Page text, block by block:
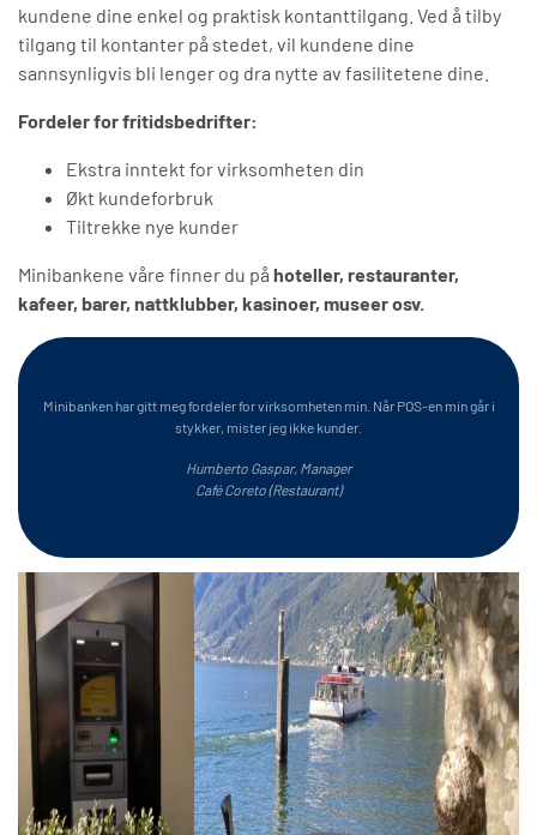
kundene dine enkel og praktisk kontanttilgang. Ved å tilby
tilgang til kontanter på stedet, vil kundene dine
sannsynligvis bli lenger og dra nytte av fasilitetene dine.
Fordeler for fritidsbedrifter:
Ekstra inntekt for virksomheten din
Økt kundeforbruk
Tiltrekke nye kunder
Minibankene våre finner du på hoteller, restauranter,
kafeer, barer, nattklubber, kasinoer, museer osv.
Minibanken har gitt meg fordeler for virksomheten min. Når POS-en min går i
stykker, mister jeg ikke kunder.
Humberto Gaspar, Manager
Café Coreto (Restaurant)